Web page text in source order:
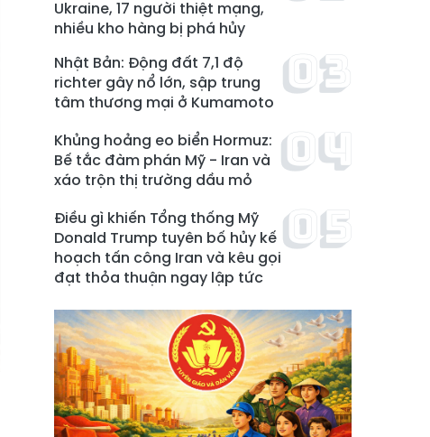
Ukraine, 17 người thiệt mạng,
nhiều kho hàng bị phá hủy
Nhật Bản: Động đất 7,1 độ
richter gây nổ lớn, sập trung
tâm thương mại ở Kumamoto
Khủng hoảng eo biển Hormuz:
Bế tắc đàm phán Mỹ - Iran và
xáo trộn thị trường dầu mỏ
Điều gì khiến Tổng thống Mỹ
Donald Trump tuyên bố hủy kế
hoạch tấn công Iran và kêu gọi
đạt thỏa thuận ngay lập tức